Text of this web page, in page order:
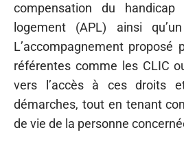
compensation du
logement (APL) ainsi
L’accompagnement proposé
référentes comme les CLIC
vers l’accès à ces droits
démarches, tout en tenant
de vie de la personne